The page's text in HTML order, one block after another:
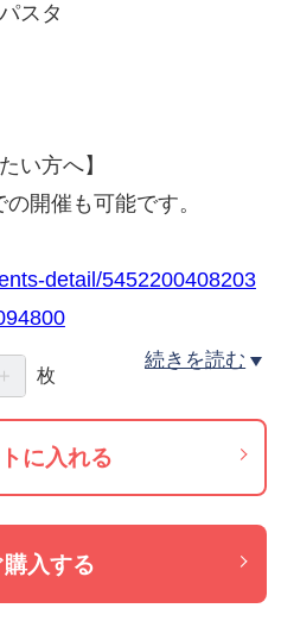
スタ
い方へ】
開催も可能です。
detail/5452200408203
たそのものの栄養につい
続きを読む
＋ 枚
に入れる
入する